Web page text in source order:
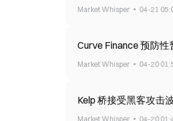
Market Whisper 04-21
Curve Finance 预防
Market Whisper 04-20
Kelp 桥接受黑客攻击
Market Whisper 04-20